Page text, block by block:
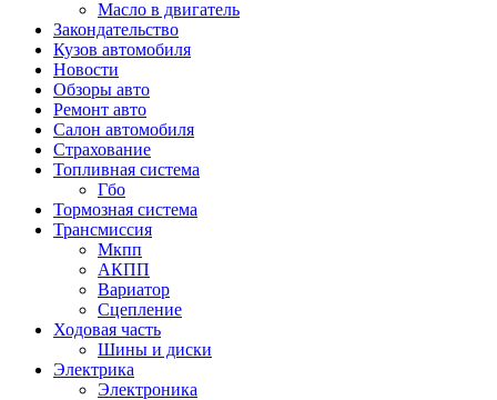
Масло в двигатель
Закондательство
Кузов автомобиля
Новости
Обзоры авто
Ремонт авто
Салон автомобиля
Страхование
Топливная система
Гбо
Тормозная система
Трансмиссия
Мкпп
АКПП
Вариатор
Сцепление
Ходовая часть
Шины и диски
Электрика
Электроника